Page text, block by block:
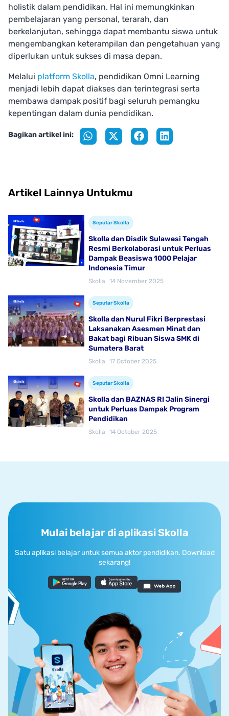
holistik dalam pendidikan. Hal ini memungkinkan
pembelajaran yang personal, terarah, dan
berkelanjutan, sehingga dapat membantu siswa untuk
mengembangkan keterampilan dan pengetahuan yang
diperlukan untuk sukses di masa depan.
Melalui platform Skolla, pendidikan Omni Learning
menjadi lebih dapat diakses dan terintegrasi serta
membawa dampak positif bagi seluruh pemangku
kepentingan dalam dunia pendidikan.
Bagikan artikel ini:
Artikel Lainnya Untukmu
Seputar Skolla
Skolla dan Disdik Sulawesi Tengah
Resmi Berkolaborasi untuk Perluas
Dampak Beasiswa 1000 Pelajar
Indonesia Timur
Skolla 14 November 2025
Seputar Skolla
Skolla dan Nurul Fikri Berprestasi
Laksanakan Asesmen Minat dan
Bakat bagi Ribuan Siswa SMK di
Sumatera Barat
Skolla 17 October 2025
Seputar Skolla
Skolla dan BAZNAS RI Jalin Sinergi
untuk Perluas Dampak Program
Pendidikan
Skolla 14 October 2025
Mulai belajar di aplikasi Skolla
Satu aplikasi belajar untuk semua aktor pendidikan. Download
sekarang!